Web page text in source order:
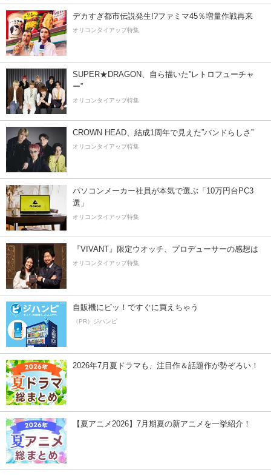
デカすぎ都市伝説発生!?ファミマ45％増量作戦再来
オリコンタイアップ特集
SUPER★DRAGON、自ら描いた”レトロフューチャ
ー”
オリコンタイアップ特集
CROWN HEAD、結成1周年で見えた”バンドらしさ”
オリコンタイアップ特集
パソコンメーカー社員が本気で選ぶ「10万円台PC3
選」
オリコンタイアップ特集
『VIVANT』限定ウオッチ、プロデューサーの感想は
オリコンタイアップ特集
自販機にピッ！ですぐに買えちゃう
（PR）ジハンピ
2026年7月夏ドラマも、注目作＆話題作が勢ぞろい！
【夏アニメ2026】7月期夏の新アニメを一挙紹介！